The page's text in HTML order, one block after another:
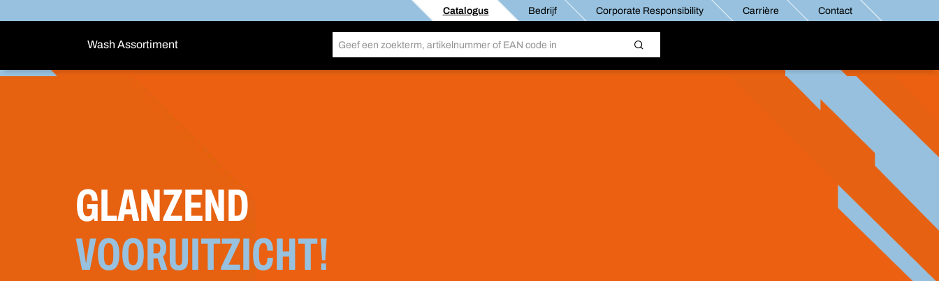
Catalogus Bedrijf Corporate Responsibility Carrière Contact
Wash Assortiment
GLANZEND
VOORUITZICHT!